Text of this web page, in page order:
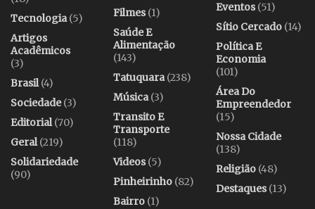
Tecnologia(5)
Artigos
Acadêmicos
(3)
Brasil(4)
Sociedade(3)
Editorial(70)
Geral(219)
Solidariedade
(90)
Filmes(1)
Saúde E
Alimentação
(143)
Tatuquara(238)
Música(3)
Transito E
Transporte
(118)
Videos(5)
Pinheirinho (82)
Bairro (1)
Eventos(51)
Sítio Cercado (14)
Política E
Economia
(101)
Área Do
Empreendedor
(15)
Nossa Cidade
(138)
Religião (48)
Destaques(13)